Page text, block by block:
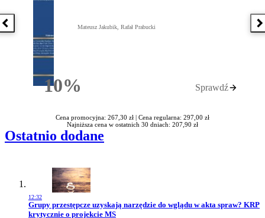
Poprzednia książka
10%Rabatu
Mateusz Jakubik, Rafał Prabucki
Sprawdź
Cena promocyjna: 267,30 zł | Cena regularna: 297,00 zł
Najniższa cena w ostatnich 30 dniach: 207,90 zł
Ostatnio dodane
12:32
Przejdź do artykułu:
Grupy przestępcze uzyskają narzędzie do wglądu w akta spraw? KRP
krytycznie o projekcie MS